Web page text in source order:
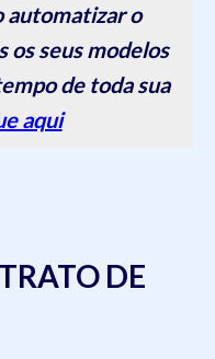
automatizar o
seus modelos
de toda sua
aqui
DE